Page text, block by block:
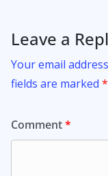
Leave a
Your email
fields are marked *
Comment*